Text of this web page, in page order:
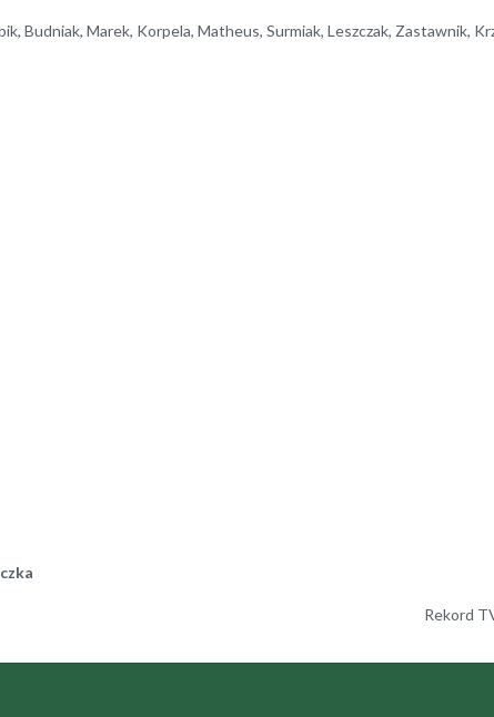
Budniak, Marek, Korpela, Matheus, Surmiak, Leszczak, Zastawnik,
Rekord